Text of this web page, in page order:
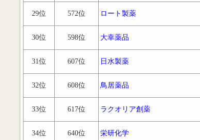
29位 572位 ロート製薬
30位 598位 大幸薬品
31位 607位 日水製薬
32位 608位 鳥居薬品
33位 617位 ラクオリア創薬
34位 640位 栄研化学